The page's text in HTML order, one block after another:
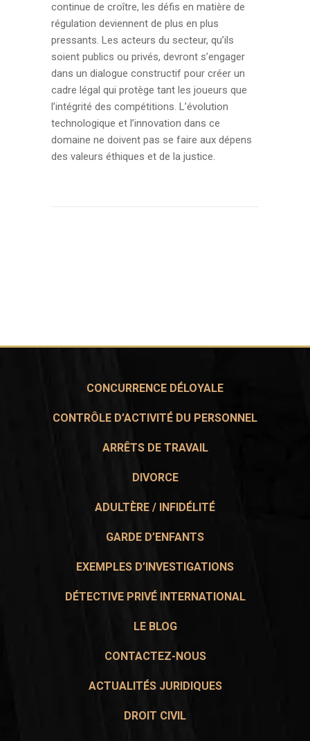
continue de croître, les défis en matière de
régulation deviennent de plus en plus
pressants. Les acteurs du secteur, qu’ils
soient publics ou privés, devront s’engager
dans un dialogue constructif pour créer un
cadre légal qui protège tant les joueurs que
l’intégrité des compétitions. L’évolution
technologique et l’innovation dans ce
domaine ne doivent pas se faire aux dépens
des valeurs éthiques et de la justice.
CONCURRENCE DÉLOYALE
CONTRÔLE D’ACTIVITÉ DU PERSONNEL
ARRÊTS DE TRAVAIL
DIVORCE
ADULTÈRE / INFIDÉLITÉ
GARDE D’ENFANTS
EXEMPLES D’INVESTIGATIONS
DÉTECTIVE PRIVÉ INTERNATIONAL
LE BLOG
CONTACTEZ-NOUS
ACTUALITÉS JURIDIQUES
DROIT CIVIL